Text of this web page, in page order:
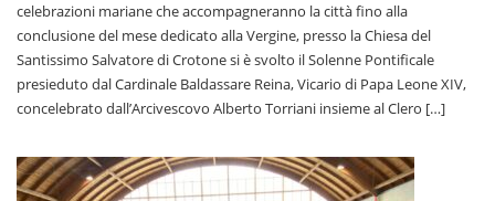
celebrazioni mariane che accompagneranno la città fino alla
conclusione del mese dedicato alla Vergine, presso la Chiesa del
Santissimo Salvatore di Crotone si è svolto il Solenne Pontificale
presieduto dal Cardinale Baldassare Reina, Vicario di Papa Leone XIV,
concelebrato dall’Arcivescovo Alberto Torriani insieme al Clero […]